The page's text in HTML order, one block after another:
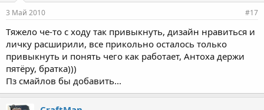
3 Май 2010 #17
Тяжело че-то с ходу так привыкнуть, дизайн нравиться и
личку расширили, все прикольно осталось только
привыкнуть и понять чего как работает, Антоха держи
пятёру, братка)))
Пз смайлов бы добавить...